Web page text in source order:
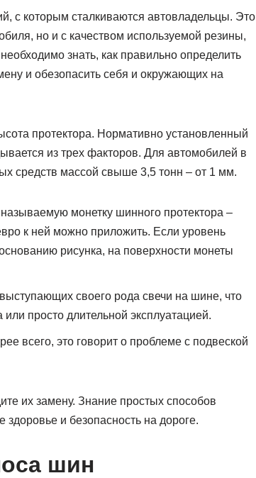
с которым сталкиваются автовладельцы. Это
но и с качеством используемой резины,
знать, как правильно определить
и обезопасить себя и окружающих на
протектора. Нормативно установленный
из трех факторов. Для автомобилей в
средств массой свыше 3,5 тонн – от 1 мм.
монетку шинного протектора –
к ней можно приложить. Если уровень
рисунка, на поверхности монеты
своего рода свечи на шине, что
просто длительной эксплуатацией.
всего, это говорит о проблеме с подвеской
их замену. Знание простых способов
и безопасность на дороге.
шин